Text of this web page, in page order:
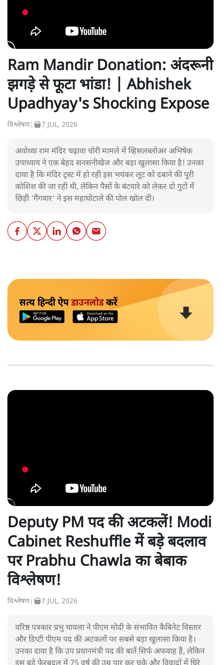
Ram Mandir Donation: अंदरूनी
झगड़े से फूटा भांडा! | Abhishek
Upadhyay's Shocking Expose
विश्लेषण| 7 JUL, 2026
अयोध्या राम मंदिर चढ़ावा चोरी मामले में व्हिसलब्लोअर अभिषेक
उपाध्याय ने एक बेहद सनसनीखेज और बड़ा खुलासा किया है! उनका
दावा है कि मंदिर ट्रस्ट में हो रही इस भयंकर लूट को दबाने की पूरी
कोशिश की जा रही थी, लेकिन पैसों के बंटवारे को लेकर दो गुटों में
छिड़ी 'गैंगवार' ने इस महाघोटाले की पोल खोल दी।
सत्य हिन्दी ऐपडाउनलोडकरें
Deputy PM पद की अटकलें! Modi
Cabinet Reshuffle में बड़े बदलाव
पर Prabhu Chawla का बेबाक
विश्लेषण!
विश्लेषण| 7 JUL, 2026
वरिष्ठ पत्रकार प्रभु चावला ने पीएम मोदी के संभावित कैबिनेट विस्तार
और डिप्टी पीएम पद की अटकलों पर सबसे बड़ा खुलासा किया है।
उनका दावा है कि उप प्रधानमंत्री पद की बातें सिर्फ अफवाह हैं, लेकिन